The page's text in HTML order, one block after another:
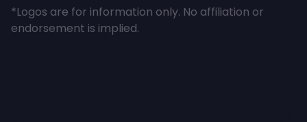
*Logos are for information only. No affiliation or
endorsement is implied.